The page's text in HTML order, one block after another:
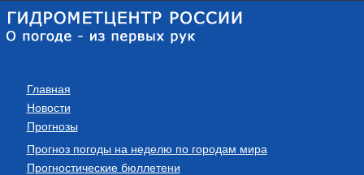
Главная
Новости
Прогнозы
Прогноз погоды на неделю по городам мира
Прогностические бюллетени